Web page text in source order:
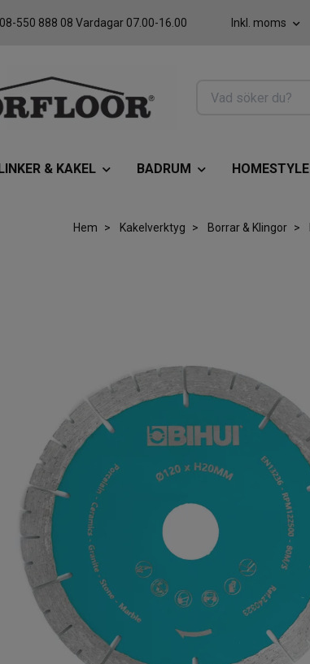
550 888 08 Vardagar 07.00-16.00 Inkl. moms
& KAKEL BADRUM HOMESTYLE
Hem Kakelverktyg Borrar & Klingor